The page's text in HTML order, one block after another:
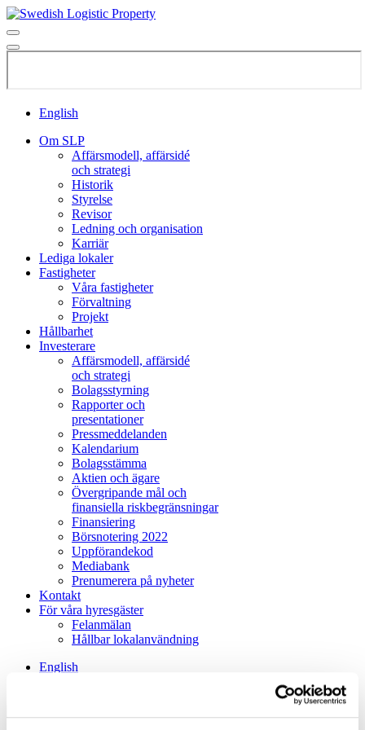
English
Om SLP
Affärsmodell, affärsidé
och strategi
Historik
Styrelse
Revisor
Ledning och organisation
Karriär
Lediga lokaler
Fastigheter
Våra fastigheter
Förvaltning
Projekt
Hållbarhet
Investerare
Affärsmodell, affärsidé
och strategi
Bolagsstyrning
Rapporter och
presentationer
Pressmeddelanden
Kalendarium
Bolagsstämma
Aktien och ägare
Övergripande mål och
finansiella riskbegränsningar
Finansiering
Börsnotering 2022
Uppförandekod
Mediabank
Prenumerera på nyheter
Kontakt
För våra hyresgäster
Felanmälan
Hållbar lokalanvändning
English